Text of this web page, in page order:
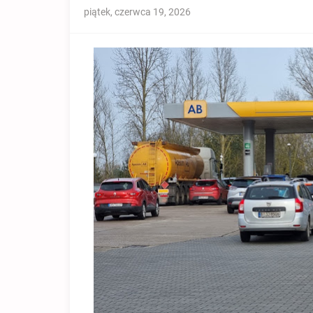
piątek, czerwca 19, 2026